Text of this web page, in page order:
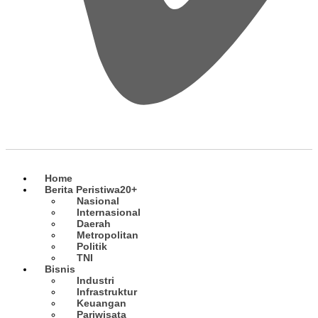
Home
Berita Peristiwa20+
Nasional
Internasional
Daerah
Metropolitan
Politik
TNI
Bisnis
Industri
Infrastruktur
Keuangan
Pariwisata